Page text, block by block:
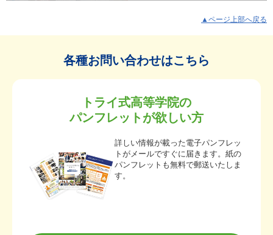
▲ページ上部へ戻る
各種お問い合わせはこちら
トライ式高等学院の
パンフレットが欲しい方
詳しい情報が載った電子パンフレッ
トがメールですぐに届きます。紙の
パンフレットも無料で郵送いたしま
す。